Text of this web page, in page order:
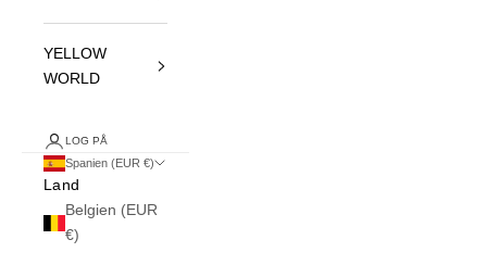
YELLOW
WORLD
LOG PÅ
Spanien (EUR €)
Land
Belgien (EUR
€)